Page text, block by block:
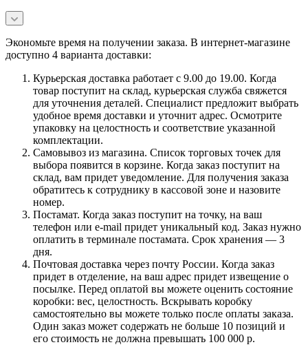
Экономьте время на получении заказа. В интернет-магазине
доступно 4 варианта доставки:
Курьерская доставка работает с 9.00 до 19.00. Когда
товар поступит на склад, курьерская служба свяжется
для уточнения деталей. Специалист предложит выбрать
удобное время доставки и уточнит адрес. Осмотрите
упаковку на целостность и соответствие указанной
комплектации.
Самовывоз из магазина. Список торговых точек для
выбора появится в корзине. Когда заказ поступит на
склад, вам придет уведомление. Для получения заказа
обратитесь к сотруднику в кассовой зоне и назовите
номер.
Постамат. Когда заказ поступит на точку, на ваш
телефон или e-mail придет уникальный код. Заказ нужно
оплатить в терминале постамата. Срок хранения — 3
дня.
Почтовая доставка через почту России. Когда заказ
придет в отделение, на ваш адрес придет извещение о
посылке. Перед оплатой вы можете оценить состояние
коробки: вес, целостность. Вскрывать коробку
самостоятельно вы можете только после оплаты заказа.
Один заказ может содержать не больше 10 позиций и
его стоимость не должна превышать 100 000 р.